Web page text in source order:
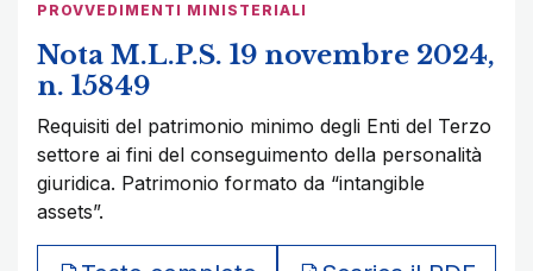
PROVVEDIMENTI MINISTERIALI
Nota M.L.P.S. 19 novembre 2024,
n. 15849
Requisiti del patrimonio minimo degli Enti del Terzo
settore ai fini del conseguimento della personalità
giuridica. Patrimonio formato da “intangible
assets”.